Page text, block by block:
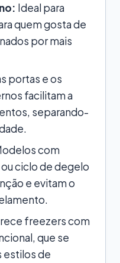
Ideal para
quem gosta de
por mais
portas e os
facilitam a
separando-
com
ciclo de degelo
e evitam o
freezers com
que se
estilos de